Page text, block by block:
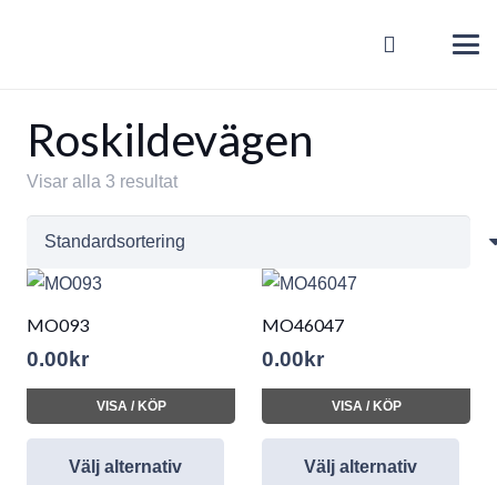
Roskildevägen
Visar alla 3 resultat
MO093
0.00 kr
VISA / KÖP
Välj alternativ
MO46047
0.00 kr
VISA / KÖP
Välj alternativ